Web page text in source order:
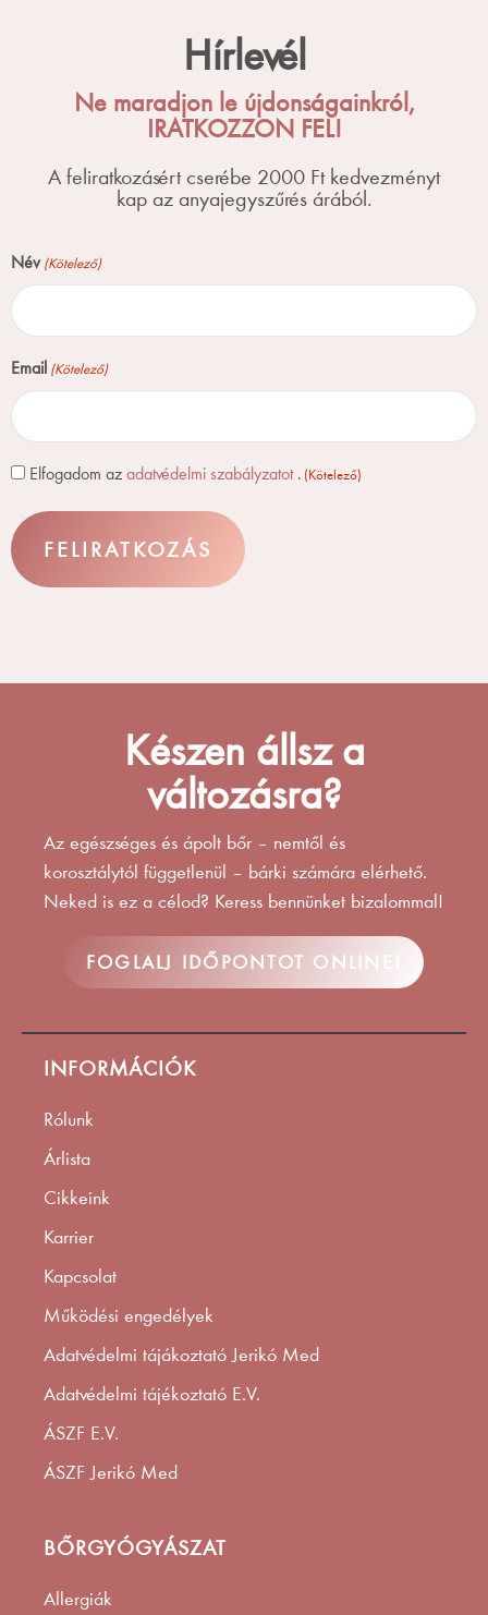
Hírlevél
Ne maradjon le újdonságainkról,
IRATKOZZON FEL!
A feliratkozásért cserébe 2000 Ft kedvezményt
kap az anyajegyszűrés árából.
Név (Kötelező)
Email (Kötelező)
Consent
Elfogadom az adatvédelmi szabályzatot. (Kötelező)
Készen állsz a
változásra?
Az egészséges és ápolt bőr – nemtől és
korosztálytól függetlenül – bárki számára elérhető.
Neked is ez a célod? Keress bennünket bizalommal!
FOGLALJ IDŐPONTOT ONLINE!
INFORMÁCIÓK
Rólunk
Árlista
Cikkeink
Karrier
Kapcsolat
Működési engedélyek
Adatvédelmi tájákoztató Jerikó Med
Adatvédelmi tájékoztató E.V.
ÁSZF E.V.
ÁSZF Jerikó Med
BŐRGYÓGYÁSZAT
Allergiák